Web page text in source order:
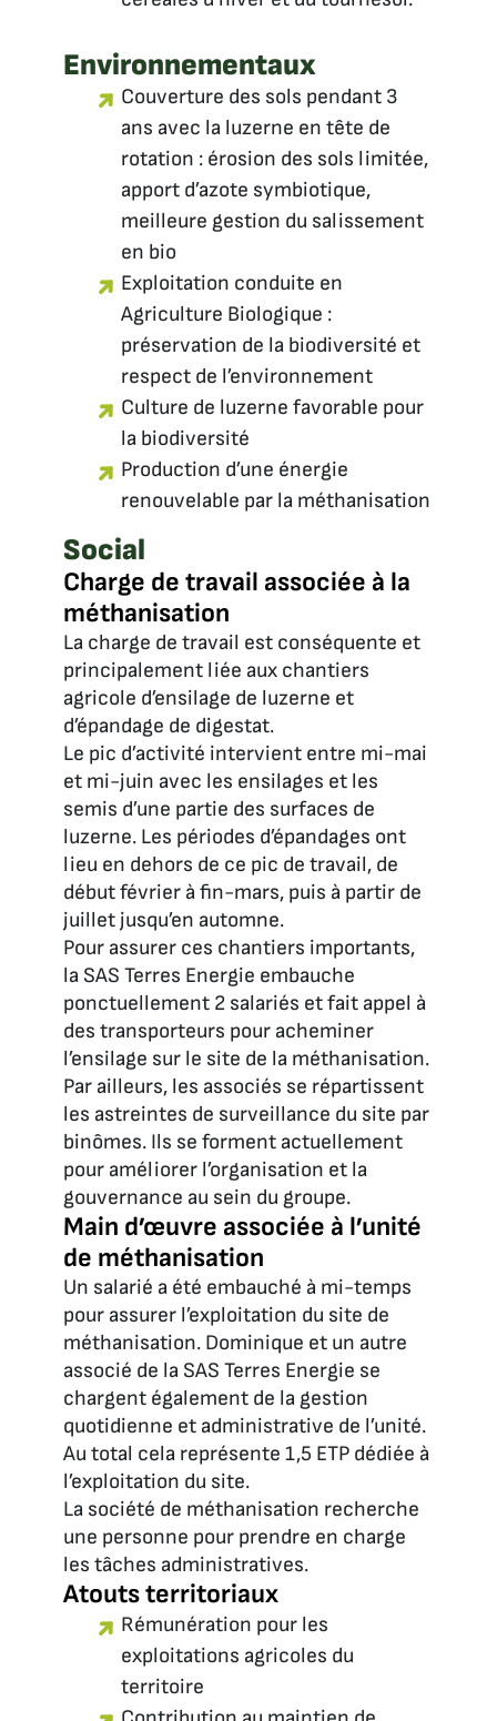
Environnementaux
Couverture des sols pendant 3
ans avec la luzerne en tête de
rotation : érosion des sols limitée,
apport d’azote symbiotique,
meilleure gestion du salissement
en bio
Exploitation conduite en
Agriculture Biologique :
préservation de la biodiversité et
respect de l’environnement
Culture de luzerne favorable pour
la biodiversité
Production d’une énergie
renouvelable par la méthanisation
Social
Charge de travail associée à la
méthanisation
La charge de travail est conséquente et
principalement liée aux chantiers
agricole d’ensilage de luzerne et
d’épandage de digestat.
Le pic d’activité intervient entre mi-mai
et mi-juin avec les ensilages et les
semis d’une partie des surfaces de
luzerne. Les périodes d’épandages ont
lieu en dehors de ce pic de travail, de
début février à fin-mars, puis à partir de
juillet jusqu’en automne.
Pour assurer ces chantiers importants,
la SAS Terres Energie embauche
ponctuellement 2 salariés et fait appel à
des transporteurs pour acheminer
l’ensilage sur le site de la méthanisation.
Par ailleurs, les associés se répartissent
les astreintes de surveillance du site par
binômes. Ils se forment actuellement
pour améliorer l’organisation et la
gouvernance au sein du groupe.
Main d’œuvre associée à l’unité
de méthanisation
Un salarié a été embauché à mi-temps
pour assurer l’exploitation du site de
méthanisation. Dominique et un autre
associé de la SAS Terres Energie se
chargent également de la gestion
quotidienne et administrative de l’unité.
Au total cela représente 1,5 ETP dédiée à
l’exploitation du site.
La société de méthanisation recherche
une personne pour prendre en charge
les tâches administratives.
Atouts territoriaux
Rémunération pour les
exploitations agricoles du
territoire